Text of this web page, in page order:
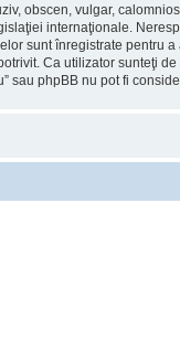
obscen, vulgar,
internaţionale.
sunt înregistrate pentru
Ca utilizator sunteţi
sau phpBB nu pot fi